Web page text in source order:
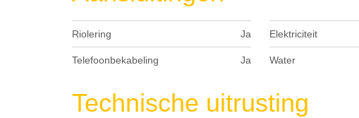
Riolering Ja Elektriciteit
Telefoonbekabeling Ja Water
Technische uitrusting